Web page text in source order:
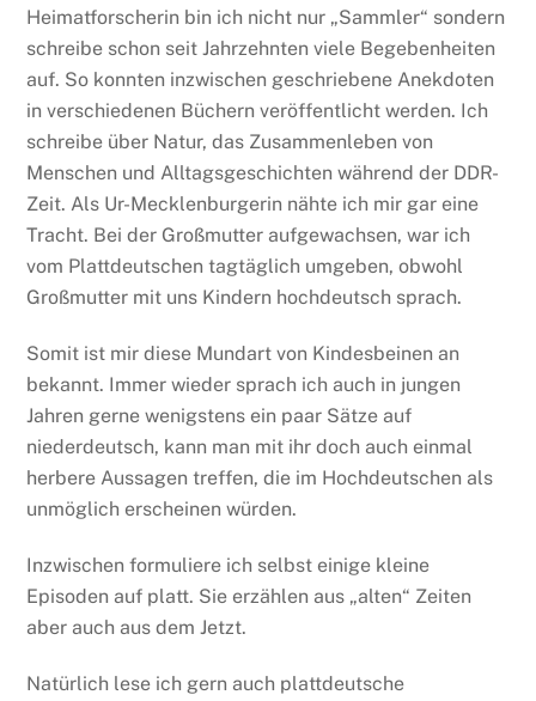
Heimatforscherin bin ich nicht nur „Sammler“ sondern
schreibe schon seit Jahrzehnten viele Begebenheiten
auf. So konnten inzwischen geschriebene Anekdoten
in verschiedenen Büchern veröffentlicht werden. Ich
schreibe über Natur, das Zusammenleben von
Menschen und Alltagsgeschichten während der DDR-
Zeit. Als Ur-Mecklenburgerin nähte ich mir gar eine
Tracht. Bei der Großmutter aufgewachsen, war ich
vom Plattdeutschen tagtäglich umgeben, obwohl
Großmutter mit uns Kindern hochdeutsch sprach.
Somit ist mir diese Mundart von Kindesbeinen an
bekannt. Immer wieder sprach ich auch in jungen
Jahren gerne wenigstens ein paar Sätze auf
niederdeutsch, kann man mit ihr doch auch einmal
herbere Aussagen treffen, die im Hochdeutschen als
unmöglich erscheinen würden.
Inzwischen formuliere ich selbst einige kleine
Episoden auf platt. Sie erzählen aus „alten“ Zeiten
aber auch aus dem Jetzt.
Natürlich lese ich gern auch plattdeutsche